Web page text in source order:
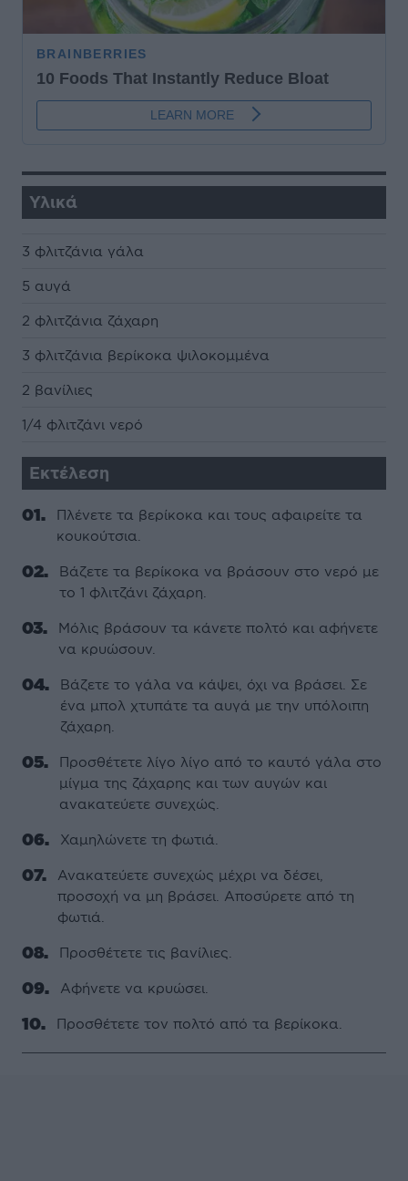
Υλικά
3 φλιτζάνια γάλα
5 αυγά
2 φλιτζάνια ζάχαρη
3 φλιτζάνια βερίκοκα ψιλοκομμένα
2 βανίλιες
1/4 φλιτζάνι νερό
Εκτέλεση
Πλένετε τα βερίκοκα και τους αφαιρείτε τα
κουκούτσια.
Βάζετε τα βερίκοκα να βράσουν στο νερό με
το 1 φλιτζάνι ζάχαρη.
Μόλις βράσουν τα κάνετε πολτό και αφήνετε
να κρυώσουν.
Βάζετε το γάλα να κάψει, όχι να βράσει. Σε
ένα μπολ χτυπάτε τα αυγά με την υπόλοιπη
ζάχαρη.
Προσθέτετε λίγο λίγο από το καυτό γάλα στο
μίγμα της ζάχαρης και των αυγών και
ανακατεύετε συνεχώς.
Χαμηλώνετε τη φωτιά.
Ανακατεύετε συνεχώς μέχρι να δέσει,
προσοχή να μη βράσει. Αποσύρετε από τη
φωτιά.
Προσθέτετε τις βανίλιες.
Αφήνετε να κρυώσει.
Προσθέτετε τον πολτό από τα βερίκοκα.